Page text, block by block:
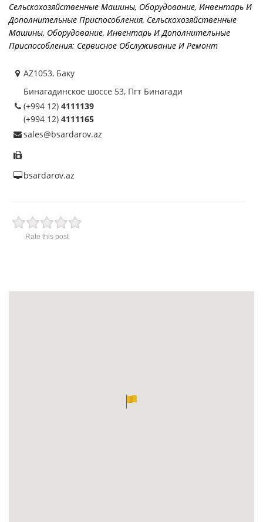
Сельскохозяйственные Машины, Оборудование, Инвентарь И
Дополнительные Приспособления, Сельскохозяйственные
Машины, Оборудование, Инвентарь И Дополнительные
Приспособления: Сервисное Обслуживание И Ремонт
AZ1053, Баку
Бинагадинское шоссе 53, Пгт Бинагади
(+994 12) 4111139
(+994 12) 4111165
sales@bsardarov.az
bsardarov.az
Rate this post